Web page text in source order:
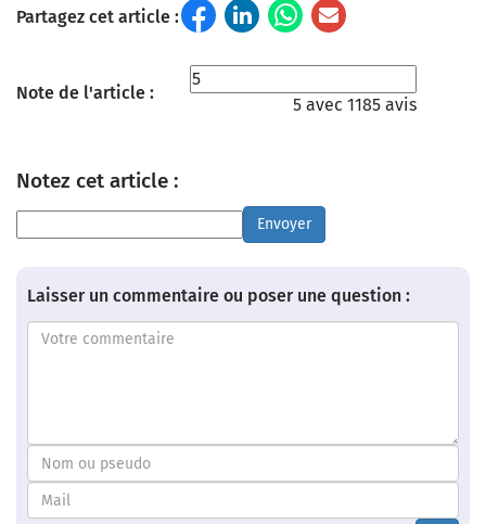
Partagez cet article :
Note de l'article :
5 avec 1185 avis
Notez cet article :
Envoyer
Laisser un commentaire ou poser une question :